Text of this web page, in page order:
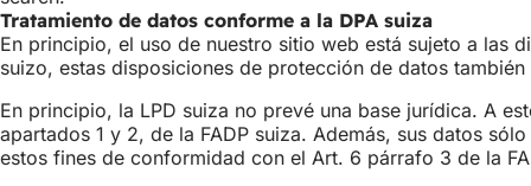
Tratamiento de datos conforme a la DPA suiza
En principio, el uso de nuestro sitio web está sujeto a las
suizo, estas disposiciones de protección de datos
En principio, la LPD suiza no prevé una base jurídica. A
apartados 1 y 2, de la FADP suiza. Además, sus datos
estos fines de conformidad con el Art. 6 párrafo 3 de la